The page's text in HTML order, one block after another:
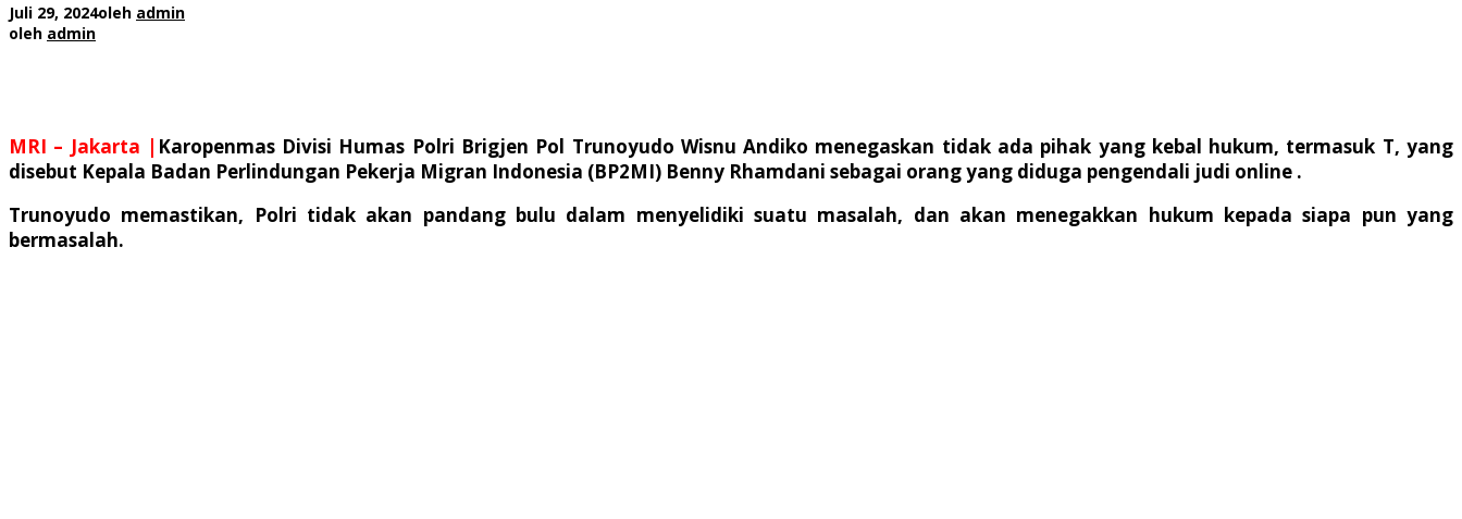
Juli 29, 2024oleh admin
oleh admin
MRI – Jakarta | Karopenmas Divisi Humas Polri Brigjen Pol Trunoyudo Wisnu Andiko menegaskan tidak ada pihak yang kebal hukum, termasuk T, yang
disebut Kepala Badan Perlindungan Pekerja Migran Indonesia (BP2MI) Benny Rhamdani sebagai orang yang diduga pengendali judi online .
Trunoyudo memastikan, Polri tidak akan pandang bulu dalam menyelidiki suatu masalah, dan akan menegakkan hukum kepada siapa pun yang
bermasalah.